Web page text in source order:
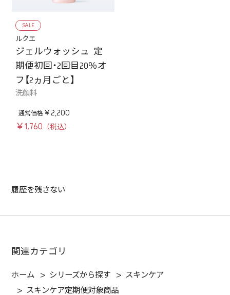
SALE
ルクエ
ジェルウォッシュ 定
期便初回・2回目20％オ
フ【2ヵ月ごと】
洗顔料
￥2,200
￥1,760
履歴を残さない
関連カテゴリ
ホーム > シリーズから探す >
スキンケア
>
スキンケア定期便対象商品